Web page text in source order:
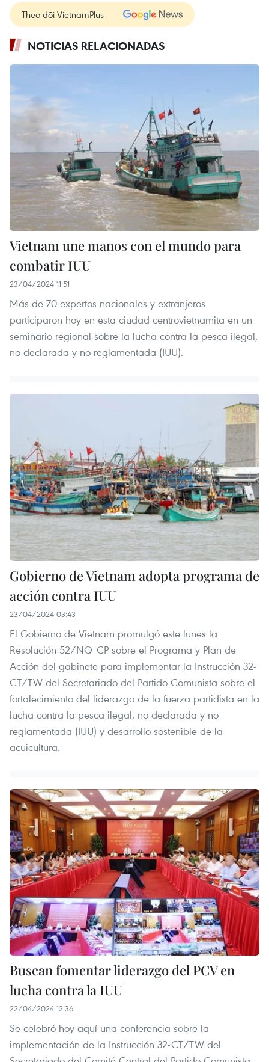
Theo dõi VietnamPlus
NOTICIAS RELACIONADAS
Vietnam une manos con el mundo para
combatir IUU
23/04/2024 11:51
Más de 70 expertos nacionales y extranjeros
participaron hoy en esta ciudad centrovietnamita en un
seminario regional sobre la lucha contra la pesca ilegal,
no declarada y no reglamentada (IUU).
Gobierno de Vietnam adopta programa de
acción contra IUU
23/04/2024 03:43
El Gobierno de Vietnam promulgó este lunes la
Resolución 52/NQ-CP sobre el Programa y Plan de
Acción del gabinete para implementar la Instrucción 32-
CT/TW del Secretariado del Partido Comunista sobre el
fortalecimiento del liderazgo de la fuerza partidista en la
lucha contra la pesca ilegal, no declarada y no
reglamentada (IUU) y desarrollo sostenible de la
acuicultura.
Buscan fomentar liderazgo del PCV en
lucha contra la IUU
22/04/2024 12:36
Se celebró hoy aquí una conferencia sobre la
implementación de la Instrucción 32-CT/TW del